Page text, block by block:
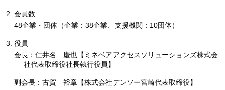
会員数
48企業・団体（企業：38企業、支援機関：10団体）
役員
会長：仁井名
慶也【ミネベアアクセスソリューションズ株式会
社代表取締役社長執行役員】
副会長：古賀 裕章 【株式会社デンソー宮崎代表取締役】